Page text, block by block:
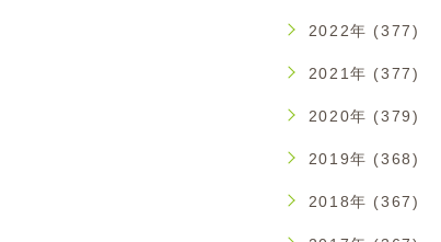
2022年 (377)
2021年 (377)
2020年 (379)
2019年 (368)
2018年 (367)